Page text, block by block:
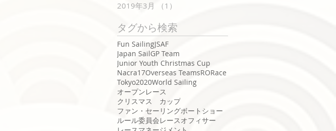
2019年3月
（1）
タグから検索
Fun SailingJSAF
Japan SailGP Team
Junior Youth Christmas Cup
Nacra17Overseas TeamsRORace
Tokyo2020World Sailing
オープンレース
クリスマス カップ
ファン・セーリングボートショー
ルール委員会レースオフィサー